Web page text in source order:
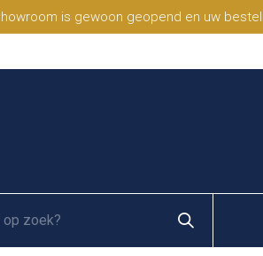
is gewoon geopend en uw